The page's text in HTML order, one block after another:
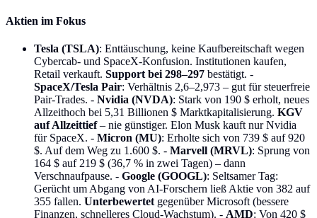
Aktien im Fokus
Tesla (TSLA): Enttäuschung, keine Kaufbereitschaft wegen
Cybercab- und SpaceX-Konfusion. Institutionen kaufen,
Retail verkauft. Support bei 298–297 bestätigt. -
SpaceX/Tesla Pair: Verhältnis 2,6–2,973 – gut für steuerfreie
Pair-Trades. - Nvidia (NVDA): Stark von 190 $ erholt, neues
Allzeithoch bei 5,31 Billionen $ Marktkapitalisierung. KGV
auf Allzeittief– nie günstiger. Elon Musk kauft nur Nvidia
für SpaceX. - Micron (MU): Erholte sich von 739 $ auf 920
$. Auf dem Weg zu 1.600 $. - Marvell (MRVL): Sprung von
164 $ auf 219 $ (36,7 % in zwei Tagen) – dann
Verschnaufpause. - Google (GOOGL): Seltsamer Tag:
Gerücht um Abgang von AI-Forschern ließ Aktie von 382 auf
355 fallen. Unterbewertet gegenüber Microsoft (bessere
Finanzen, schnelleres Cloud-Wachstum). - AMD: Von 420 $